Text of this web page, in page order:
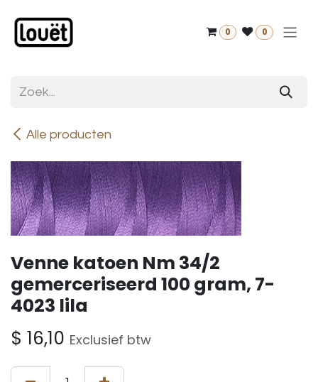
0 0
Alle producten
Venne katoen Nm 34/2
gemerceriseerd 100 gram, 7-
4023 lila
$ 16,10 Exclusief btw